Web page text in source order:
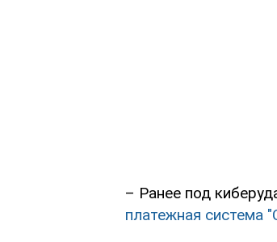
– Ранее под
платежная система